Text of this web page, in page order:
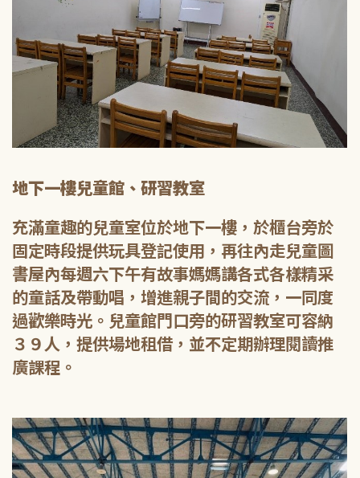
地下一樓兒童館、研習教室
充滿童趣的兒童室位於地下一樓，於櫃台旁於
固定時段提供玩具登記使用，再往內走兒童圖
書屋內每週六下午有故事媽媽講各式各樣精采
的童話及帶動唱，增進親子間的交流，一同度
過歡樂時光。兒童館門口旁的研習教室可容納
３９人，提供場地租借，並不定期辦理閱讀推
廣課程。